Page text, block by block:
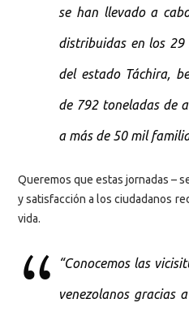
se han llevado a
distribuidas en los
del estado Táchira,
de 792 toneladas de
a más de 50 mil
Queremos que estas jornadas –
y satisfacción a los ciudadanos
vida.
“Conocemos las
venezolanos gracias